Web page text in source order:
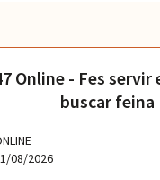
Online - Fes
buscar feina
08/2026